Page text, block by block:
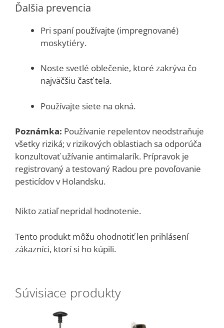
Ďalšia prevencia
Pri spaní používajte (impregnované)
moskytiéry.
Noste svetlé oblečenie, ktoré zakrýva čo
najväčšiu časť tela.
Používajte siete na okná.
Poznámka: Používanie repelentov neodstraňuje
všetky riziká; v rizikových oblastiach sa odporúča
konzultovať užívanie antimalarík. Prípravok je
registrovaný a testovaný Radou pre povoľovanie
pesticídov v Holandsku.
Nikto zatiaľ nepridal hodnotenie.
Tento produkt môžu ohodnotiť len prihlásení
zákazníci, ktorí si ho kúpili.
Súvisiace produkty